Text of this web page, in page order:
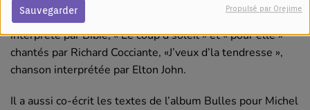
Sauvegarder Propulsé par Orejime
chansons à succès telles que « Tout doucement »
interprété par Bibie, « Le coup d’soleil » et « pour elle »
chantés par Richard Cocciante, «J’veux d’la tendresse »,
chanson interprétée par Elton John.
Il a aussi co-écrit les textes de l’album Bulles pour Michel